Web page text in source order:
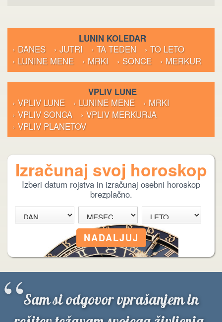
LUNIN KOLEDAR
› DANES
› JUTRI › TA TEDEN
› TO LETO
› LUNINE MENE
› MRKI › SONCE › MERKUR
VPLIV LUNE
› VPLIV LUNE
› LUNINE MENE
› MRKI
› VPLIV SONCA
› VPLIV MERKURJA
› VPLIV PLANETOV
Izračunaj svoj horoskop
Izberi datum rojstva in izračunaj osebni horoskop
brezplačno.
Sam si odgovor vprašanjem in
“